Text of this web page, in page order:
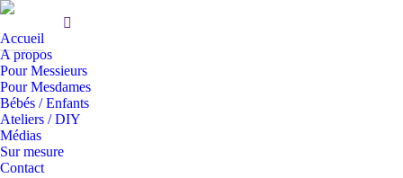
Accueil
A propos
Pour Messieurs
Pour Mesdames
Bébés / Enfants
Ateliers / DIY
Médias
Sur mesure
Contact